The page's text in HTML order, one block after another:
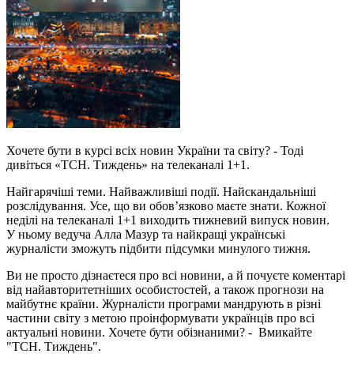
Хочете бути в курсі всіх новин України та світу? - Тоді
дивіться «ТСН. Тиждень» на телеканалі 1+1.
Найгарячіші теми. Найважливіші події. Найскандальніші
розслідування. Усе, що ви обов’язково маєте знати. Кожної
неділі на телеканалі 1+1 виходить тижневий випуск новин.
У ньому ведуча Алла Мазур та найкращі українські
журналісти зможуть підбити підсумки минулого тижня.
Ви не просто дізнаєтеся про всі новини, а й почуєте коментарі
від найавторитетніших особистостей, а також прогнози на
майбутнє країни. Журналісти програми мандрують в різні
частини світу з метою проінформувати українців про всі
актуальні новини. Хочете бути обізнаними? - Вмикайте
"ТСН. Тиждень".